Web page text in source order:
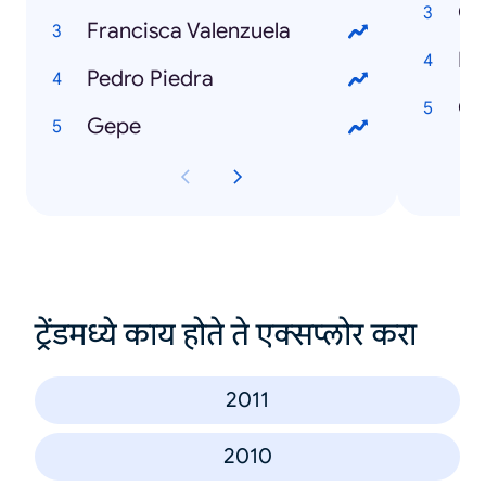
Francisca Valenzuela
Pedro Piedra
Gepe
ट्रेंडमध्ये काय होते ते एक्सप्लोर करा
2011
2010